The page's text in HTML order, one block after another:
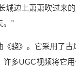
城边上萧萧吹过来
。”
骁》。它采用了古
多UGC视频将它